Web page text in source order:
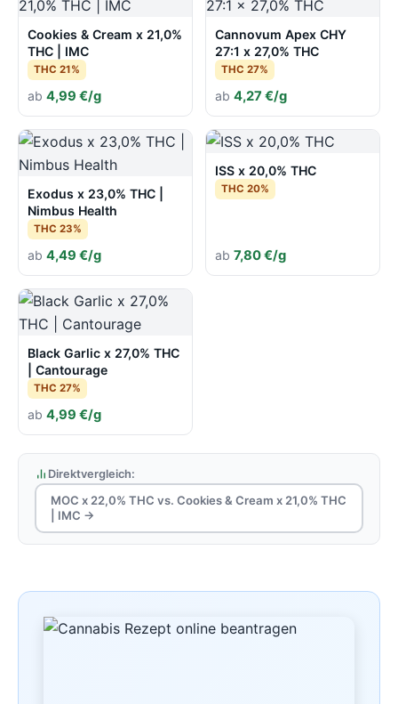
Cookies & Cream x 21,0%
THC | IMC
THC 21%
ab 4,99 €/g
Cannovum Apex CHY
27:1 x 27,0% THC
THC 27%
ab 4,27 €/g
Exodus x 23,0% THC |
Nimbus Health
THC 23%
ab 4,49 €/g
ISS x 20,0% THC
THC 20%
ab 7,80 €/g
Black Garlic x 27,0% THC
| Cantourage
THC 27%
ab 4,99 €/g
Direktvergleich:
MOC x 22,0% THC vs. Cookies & Cream x 21,0% THC
| IMC →